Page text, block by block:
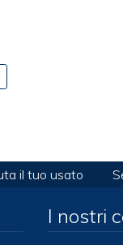
il tuo usato
I nostri